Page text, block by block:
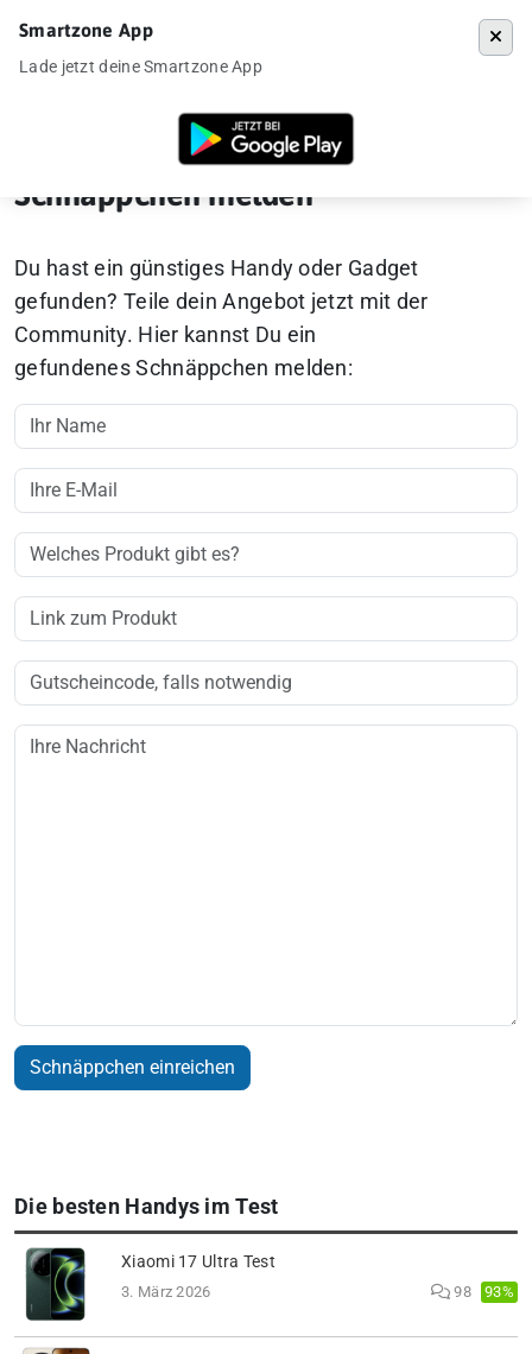
Schnäppchen melden
Schnäppchen melden
Du hast ein günstiges Handy oder Gadget
gefunden? Teile dein Angebot jetzt mit der
Community. Hier kannst Du ein
gefundenes Schnäppchen melden:
Die besten Handys im Test
Xiaomi 17 Ultra Test
3. März 2026 98 93%
Smartzone App
Lade jetzt deine Smartzone App